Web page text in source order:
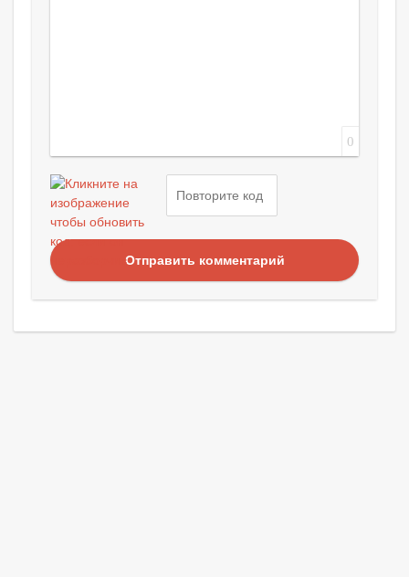
0
Отправить комментарий